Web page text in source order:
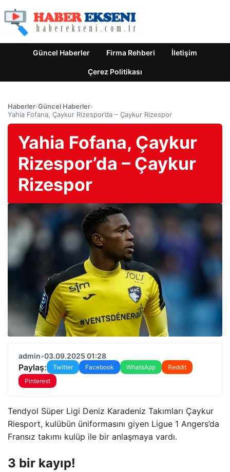
Güncel Haberler Firma Rehberi İletişim
Çerez Politikası
Haberler›Güncel Haberler›
Yahia Fofana, Çaykur Rizespor’da – Çaykur Rizespor
Yahia Fofana, Çaykur
Rizespor’da – Çaykur
Rizespor
admin•03.09.2025 01:28
Paylaş: Twitter Facebook WhatsApp
Reddit
Pinterest
Tendyol Süper Ligi Deniz Karadeniz Takımları Çaykur
Riesport, kulübün üniformasını giyen Ligue 1 Angers’da
Fransız takımı kulüp ile bir anlaşmaya vardı.
3 bir kayıp!